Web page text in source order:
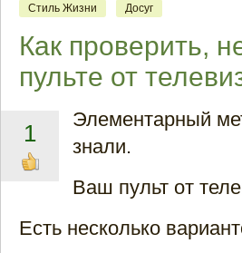
Стиль Жизни Досуг
Как проверить,
пульте от
1
Элементарный
знали.
Ваш пульт от
Есть несколько